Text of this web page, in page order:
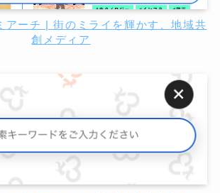
ーチ | 街のミライを輝かす、地域共
創メディア